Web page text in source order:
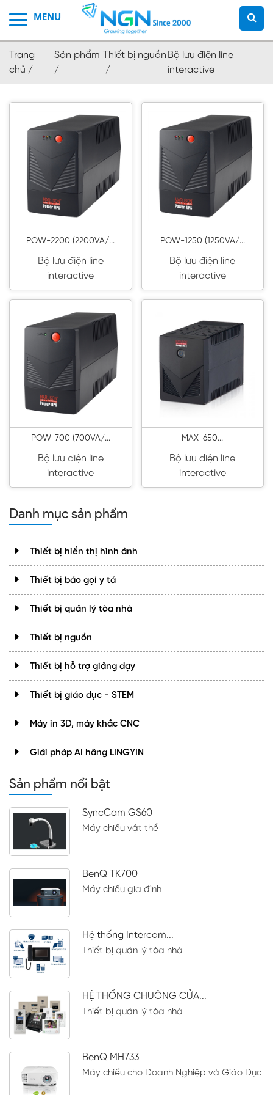
Trang
chủ /
Sản phẩm
/
Thiết bị nguồn
/
Bộ lưu điện line
interactive
Danh mục sản phẩm
Thiết bị hiển thị hình ảnh
Thiết bị báo gọi y tá
Thiết bị quản lý tòa nhà
Thiết bị nguồn
Thiết bị hỗ trợ giảng dạy
Thiết bị giáo dục - STEM
Máy in 3D, máy khắc CNC
Giải pháp AI hãng LINGYIN
Sản phẩm nổi bật
SyncCam GS60
Máy chiếu vật thể
BenQ TK700
Máy chiếu gia đình
Hệ thống Intercom...
Thiết bị quản lý tòa nhà
HỆ THỐNG CHUÔNG CỬA...
Thiết bị quản lý tòa nhà
BenQ MH733
Máy chiếu cho Doanh Nghiệp và Giáo Dục
POW-2200 (2200VA/...
Bộ lưu điện line
interactive
POW-1250 (1250VA/...
Bộ lưu điện line
interactive
POW-700 (700VA/...
Bộ lưu điện line
interactive
MAX-650...
Bộ lưu điện line
interactive